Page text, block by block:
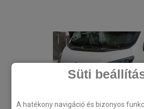
Süti
A hatékony navigáció és bizonyos